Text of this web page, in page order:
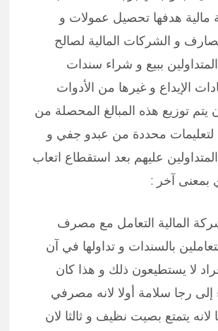
هدفها تحصيل عمولات و
و الشركات المالية لصالح
ببيع و شراء سندات
الإيداع و غيرها من الأدوات
يتم توزيع هذه المبالغ المحصلة من
لتعليمات محددة من عبدو جفي و
عليهم بعد استقطاع اتعاب
بمعنى آخر :
المالية التعامل مع مصرف
بالسندات و تداولها في آن
لا يستطيعون ذلك و هذا كان
إلى رجا سلامة أولا لانه مصرفي
لانه يتمتع بصيت نظيف و ثالثا لان